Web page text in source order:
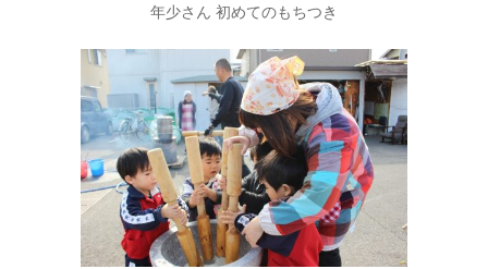
年少さん 初めてのもちつき